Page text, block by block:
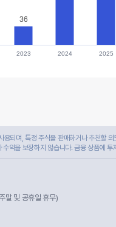
36
36
2023 2024 2025
되며, 특정 주식을 판매하거나 추천할
익을 보장하지 않습니다. 금융 상품에
및 공휴일 휴무)